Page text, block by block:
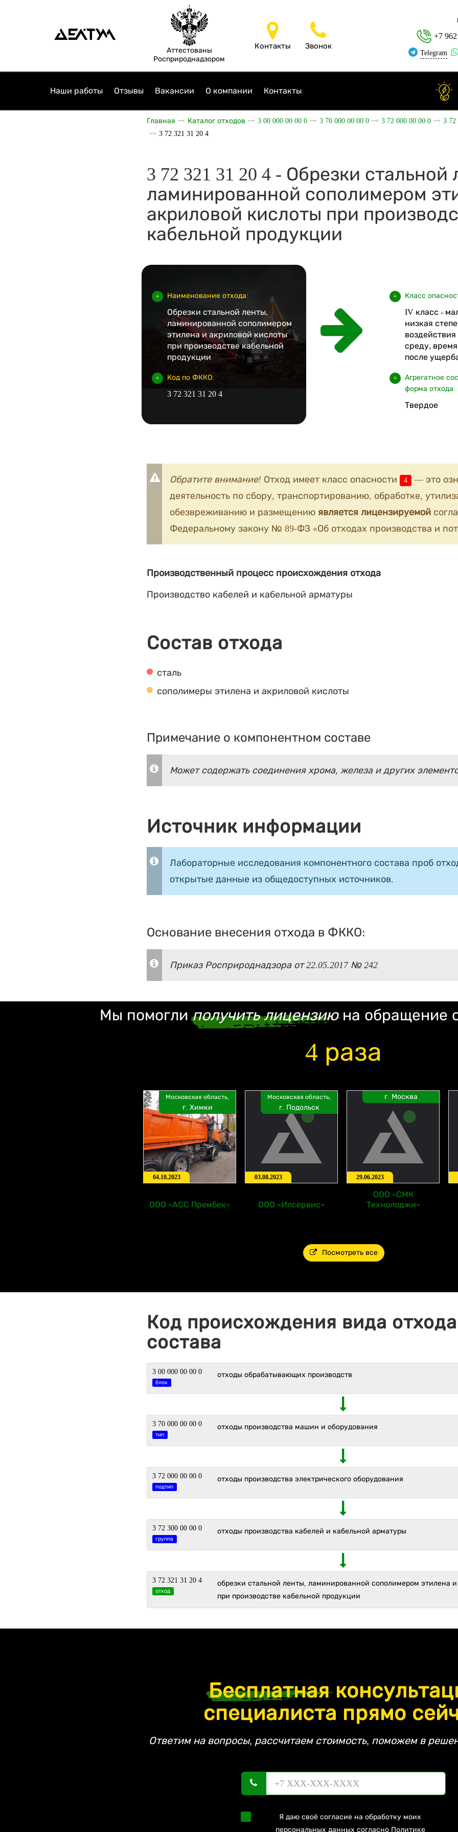
Аттестованы
Росприроднадзором
Контакты Звонок
+7
Telegram
Наши работы Отзывы Вакансии О компании Контакты
Главная Каталог отходов 3 00 000 00 00 0 3 70 000 00 00 0 3 72 000 00 00 0
3 72
3 72 321 31 20 4
3 72 321 31 20 4 - Обрезки стальной
ламинированной сополимером
акриловой кислоты при
кабельной продукции
Наименование отхода:
Обрезки стальной ленты,
ламинированной сополимером
этилена и акриловой кислоты
при производстве кабельной
продукции
Код по ФККО:
3 72 321 31 20 4
Класс
IV класс -
низкая
среду,
после
Агрегатное
форма отхода:
Твердое
Обратите внимание! Отход имеет класс опасности 4
— это
деятельность по сбору, транспортированию, обработке,
обезвреживанию и размещению является лицензируемой
Федеральному закону № 89-ФЗ «Об отходах производства и
Производственный процесс происхождения отхода
Производство кабелей и кабельной арматуры
Состав отхода
сталь
сополимеры этилена и акриловой кислоты
Примечание о компонентном составе
Может содержать соединения хрома, железа и других
Источник информации
Лабораторные исследования компонентного состава проб
открытые данные из общедоступных источников.
Основание внесения отхода в ФККО:
Приказ Росприроднадзора от 22.05.2017 № 242
Мы помоглиполучить лицензиюна обращение
4 раза
Московская область,
г. Химки
04.10.2023
ООО «АСС Прембек»
Московская область,
г. Подольск
03.08.2023
ООО «Илсервис»
г. Москва
29.06.2023
ООО «СМК
Технолоджи»
Посмотреть все
Код происхождения вида
состава
3 00 000 00 00 0
блок
отходы обрабатывающих производств
3 70 000 00 00 0
тип
отходы производства машин и оборудования
3 72 000 00 00 0
подтип
отходы производства электрического оборудования
3 72 300 00 00 0
группа
отходы производства кабелей и кабельной арматуры
3 72 321 31 20 4
отход
обрезки стальной ленты, ламинированной сополимером этилена
при производстве кабельной продукции
Бесплатная
специалиста прямо
Ответим на вопросы, рассчитаем стоимость, поможем в
Я даю своё согласие на обработку моих
персональных данных согласно Политике